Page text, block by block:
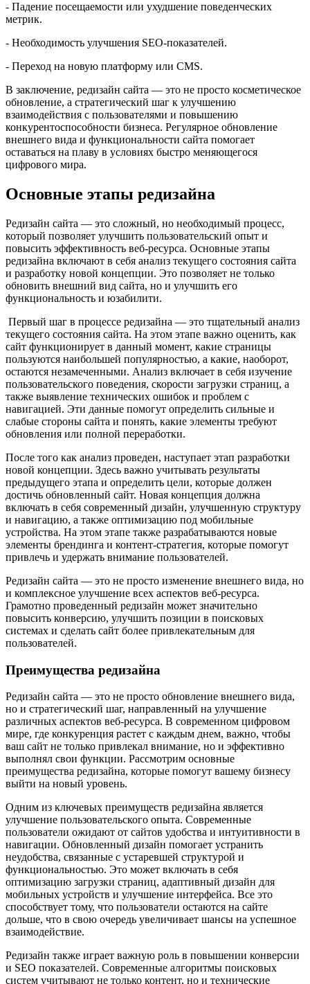
- Падение посещаемости или ухудшение поведенческих
метрик.
- Необходимость улучшения SEO-показателей.
- Переход на новую платформу или CMS.
В заключение, редизайн сайта — это не просто косметическое
обновление, а стратегический шаг к улучшению
взаимодействия с пользователями и повышению
конкурентоспособности бизнеса. Регулярное обновление
внешнего вида и функциональности сайта помогает
оставаться на плаву в условиях быстро меняющегося
цифрового мира.
Основные этапы редизайна
Редизайн сайта — это сложный, но необходимый процесс,
который позволяет улучшить пользовательский опыт и
повысить эффективность веб-ресурса. Основные этапы
редизайна включают в себя анализ текущего состояния сайта
и разработку новой концепции. Это позволяет не только
обновить внешний вид сайта, но и улучшить его
функциональность и юзабилити.
Первый шаг в процессе редизайна — это тщательный анализ
текущего состояния сайта. На этом этапе важно оценить, как
сайт функционирует в данный момент, какие страницы
пользуются наибольшей популярностью, а какие, наоборот,
остаются незамеченными. Анализ включает в себя изучение
пользовательского поведения, скорости загрузки страниц, а
также выявление технических ошибок и проблем с
навигацией. Эти данные помогут определить сильные и
слабые стороны сайта и понять, какие элементы требуют
обновления или полной переработки.
После того как анализ проведен, наступает этап разработки
новой концепции. Здесь важно учитывать результаты
предыдущего этапа и определить цели, которые должен
достичь обновленный сайт. Новая концепция должна
включать в себя современный дизайн, улучшенную структуру
и навигацию, а также оптимизацию под мобильные
устройства. На этом этапе также разрабатываются новые
элементы брендинга и контент-стратегия, которые помогут
привлечь и удержать внимание пользователей.
Редизайн сайта — это не просто изменение внешнего вида, но
и комплексное улучшение всех аспектов веб-ресурса.
Грамотно проведенный редизайн может значительно
повысить конверсию, улучшить позиции в поисковых
системах и сделать сайт более привлекательным для
пользователей.
Преимущества редизайна
Редизайн сайта — это не просто обновление внешнего вида,
но и стратегический шаг, направленный на улучшение
различных аспектов веб-ресурса. В современном цифровом
мире, где конкуренция растет с каждым днем, важно, чтобы
ваш сайт не только привлекал внимание, но и эффективно
выполнял свои функции. Рассмотрим основные
преимущества редизайна, которые помогут вашему бизнесу
выйти на новый уровень.
Одним из ключевых преимуществ редизайна является
улучшение пользовательского опыта. Современные
пользователи ожидают от сайтов удобства и интуитивности в
навигации. Обновленный дизайн помогает устранить
неудобства, связанные с устаревшей структурой и
функциональностью. Это может включать в себя
оптимизацию загрузки страниц, адаптивный дизайн для
мобильных устройств и улучшение интерфейса. Все это
способствует тому, что пользователи остаются на сайте
дольше, что в свою очередь увеличивает шансы на успешное
взаимодействие.
Редизайн также играет важную роль в повышении конверсии
и SEO показателей. Современные алгоритмы поисковых
систем учитывают не только контент, но и технические